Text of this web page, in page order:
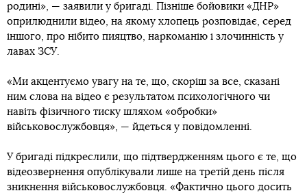
родині», — заявили у бригаді. Пізніше бойовики «ДНР»
оприлюднили відео, на якому хлопець розповідає, серед
іншого, про нібито пияцтво, наркоманію і злочинність у
лавах ЗСУ.
«Ми акцентуємо увагу на те, що, скоріш за все, сказані
ним слова на відео є результатом психологічного чи
навіть фізичного тиску шляхом «обробки»
військовослужбовця», — йдеться у повідомленні.
У бригаді підкреслили, що підтвердженням цього є те, що
відеозвернення опублікували лише на третій день після
зникнення військовослужбовця. «Фактично цього досить